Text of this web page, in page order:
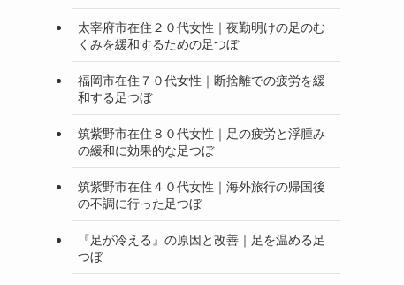
太宰府市在住２０代女性｜夜勤明けの足のむ
くみを緩和するための足つぼ
福岡市在住７０代女性｜断捨離での疲労を緩
和する足つぼ
筑紫野市在住８０代女性｜足の疲労と浮腫み
の緩和に効果的な足つぼ
筑紫野市在住４０代女性｜海外旅行の帰国後
の不調に行った足つぼ
『足が冷える』の原因と改善｜足を温める足
つぼ